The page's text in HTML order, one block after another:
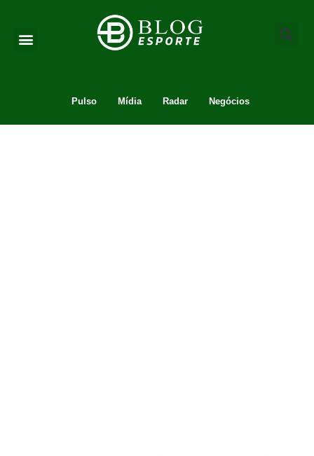
Pulso Mídia Radar Negócios